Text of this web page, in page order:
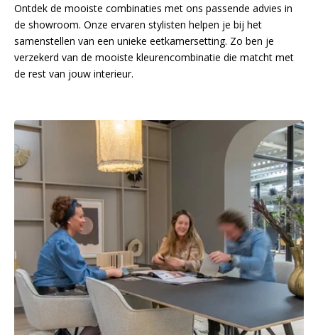
Ontdek de mooiste combinaties met ons passende advies in
de showroom. Onze ervaren stylisten helpen je bij het
samenstellen van een unieke eetkamersetting. Zo ben je
verzekerd van de mooiste kleurencombinatie die matcht met
de rest van jouw interieur.